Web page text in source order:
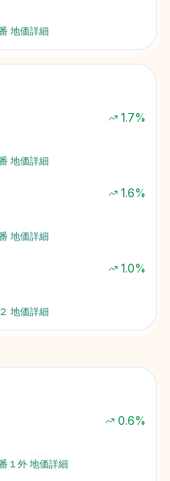
地価詳細
1.7%
地価詳細
1.6%
地価詳細
1.0%
地価詳細
0.6%
１外 地価詳細